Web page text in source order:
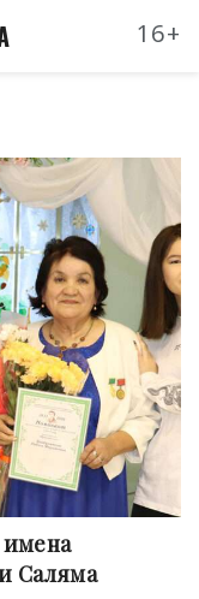
16+
имена
Саляма